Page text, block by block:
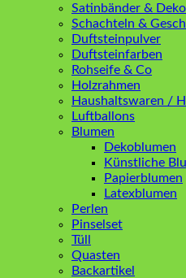
Satinbänder &
Schachteln &
Duftsteinpulver
Duftsteinfarben
Rohseife & Co
Holzrahmen
Haushaltswaren /
Luftballons
Blumen
Dekoblumen
Künstliche
Papierblumen
Latexblumen
Perlen
Pinselset
Tüll
Quasten
Backartikel